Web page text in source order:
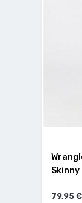
Skinny
79,95 €